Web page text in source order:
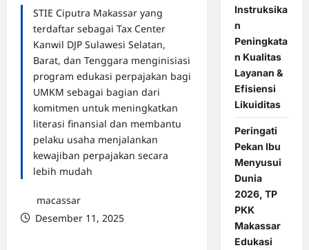
STIE Ciputra Makassar yang
terdaftar sebagai Tax Center
Kanwil DJP Sulawesi Selatan,
Barat, dan Tenggara menginisiasi
program edukasi perpajakan bagi
UMKM sebagai bagian dari
komitmen untuk meningkatkan
literasi finansial dan membantu
pelaku usaha menjalankan
kewajiban perpajakan secara
lebih mudah
macassar
Desember 11, 2025
Instruksika
n
Peningkata
n Kualitas
Layanan &
Efisiensi
Likuiditas
Peringati
Pekan Ibu
Menyusui
Dunia
2026, TP
PKK
Makassar
Edukasi